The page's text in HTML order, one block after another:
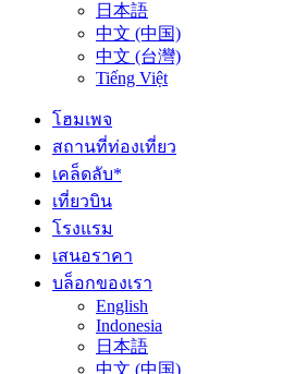
日本語
中文 (中国)
中文 (台灣)
Tiếng Việt
โฮมเพจ
สถานที่ท่องเที่ยว
เคล็ดลับ*
เที่ยวบิน
โรงแรม
เสนอราคา
บล็อกของเรา
English
Indonesia
日本語
中文 (中国)